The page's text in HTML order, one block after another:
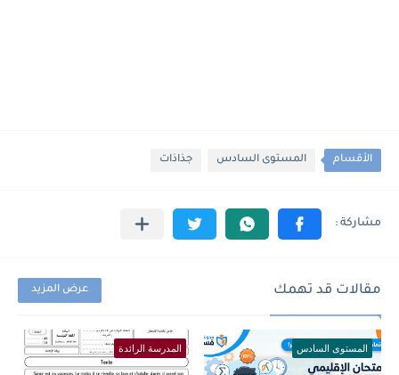
الأقسام المستوى السادس جذاذات
مقالات قد تهمك عرض المزيد
المستوى السادس المدرسة الرائدة